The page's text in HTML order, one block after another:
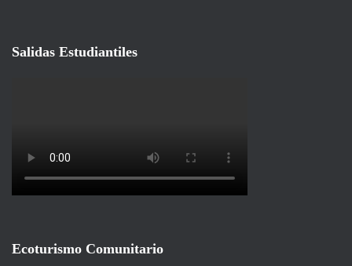
Salidas Estudiantiles
Ecoturismo Comunitario